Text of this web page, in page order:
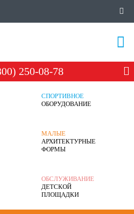
250-08-78
СПОРТИВНОЕ
ОБОРУДОВАНИЕ
МАЛЫЕ
АРХИТЕКТУРНЫЕ
ФОРМЫ
ОБСЛУЖИВАНИЕ
ДЕТСКОЙ
ПЛОЩАДКИ